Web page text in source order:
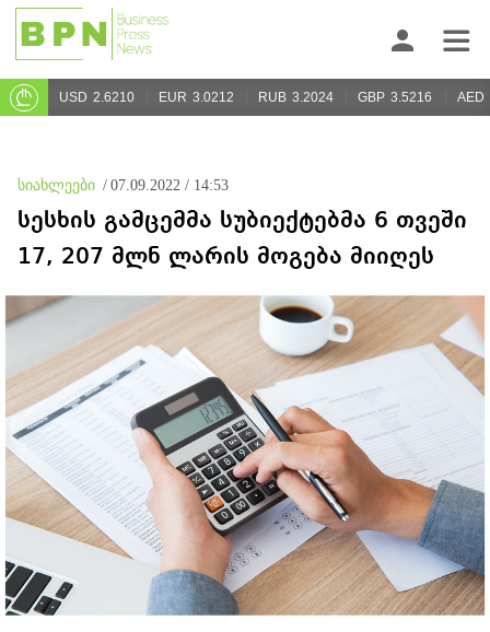
USD 2.6210 EUR 3.0212 RUB 3.2024 GBP 3.5216 AED
სიახლეები / 07.09.2022 / 14:53
სესხის გამცემმა სუბიექტებმა 6 თვეში
17, 207 მლნ ლარის მოგება მიიღეს